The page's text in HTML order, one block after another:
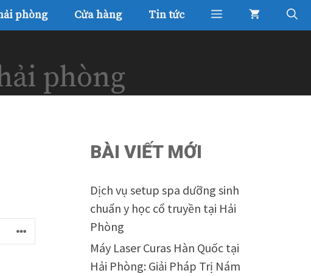
phòng Cửa hàng Tin tức
phòng
BÀI VIẾT MỚI
Dịch vụ setup spa dưỡng sinh
chuẩn y học cổ truyền tại Hải
Phòng
Máy Laser Curas Hàn Quốc tại
Hải Phòng: Giải Pháp Trị Nám